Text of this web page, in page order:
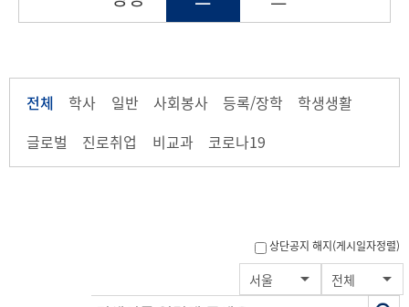
전체 학사 일반 사회봉사 등록/장학
학생생활
글로벌
진로취업 비교과 코로나19
상단공지 해지(게시일자정렬)
서울 전체